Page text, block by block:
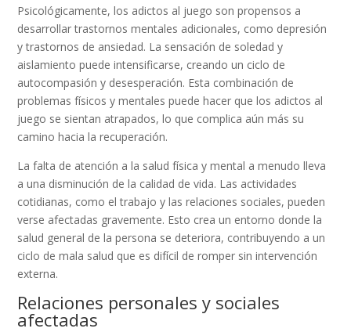
Psicológicamente, los adictos al juego son propensos a
desarrollar trastornos mentales adicionales, como depresión
y trastornos de ansiedad. La sensación de soledad y
aislamiento puede intensificarse, creando un ciclo de
autocompasión y desesperación. Esta combinación de
problemas físicos y mentales puede hacer que los adictos al
juego se sientan atrapados, lo que complica aún más su
camino hacia la recuperación.
La falta de atención a la salud física y mental a menudo lleva
a una disminución de la calidad de vida. Las actividades
cotidianas, como el trabajo y las relaciones sociales, pueden
verse afectadas gravemente. Esto crea un entorno donde la
salud general de la persona se deteriora, contribuyendo a un
ciclo de mala salud que es difícil de romper sin intervención
externa.
Relaciones personales y sociales
afectadas